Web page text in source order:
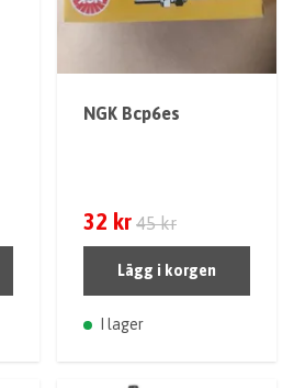
NGK Bcp6es
32 kr 45 kr
Lägg i korgen
I lager